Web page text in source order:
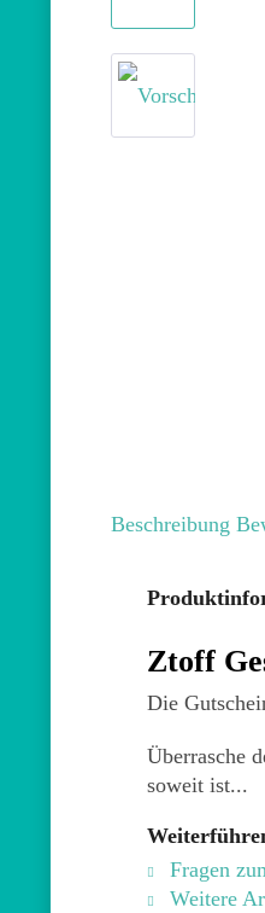
Beschreibung
Ztoff
Die
Überrasche
soweit ist...
Fragen
Weitere